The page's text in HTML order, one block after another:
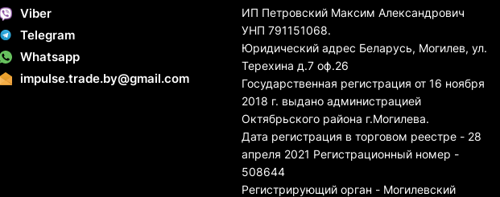
Viber
Telegram
Whatsapp
impulse.trade.by@gmail.com
ИП Петровский Максим Александрович
УНП 791151068.
Юридический адрес Беларусь, Могилев, ул.
Терехина д.7 оф.26
Государственная регистрация от 16 ноября
2018 г. выдано администрацией
Октябрьского района г.Могилева.
Дата регистрация в торговом реестре - 28
апреля 2021 Регистрационный номер -
508644
Регистрирующий орган - Могилевский